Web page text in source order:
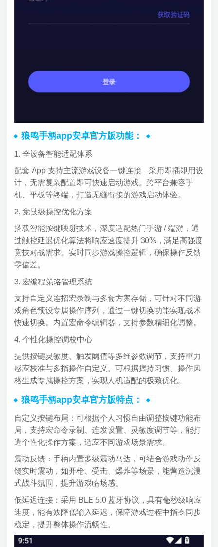
狼鸣手柄app安卓官方版功能：
1. 全设备智能适配体系
配套 App 支持主流游戏设备一键连接，采用即插即用设
计，无需复杂配置即可快速启动游戏。跨平台兼容手
机、平板等终端，打造无缝衔接的游戏启动体验。
2. 竞技级操控优化方案
搭载智能按键映射技术，深度适配热门手游 / 端游，通
过触控延迟优化算法将响应速度提升 30%，满足高强度
竞技对战需求。实时同步游戏操控逻辑，确保操作反馈
零偏差。
3. 宏编程策略管理系统
支持自定义连招宏录制与多套方案存储，可针对不同游
戏角色预设专属操作序列，通过一键切换功能实现战术
快速切换。内置宏命令编辑器，支持参数精细化调整。
4. 个性化操控调校中心
提供按键灵敏度、触发阈值等多维参数调节，支持重力
感应校准与多指操作自定义。可根据握持习惯、操作风
格生成专属操控方案，实现人机适配的极致优化。
狼鸣手柄app安卓官方版特点：
自定义按键布局：可根据个人习惯自由调整按键功能布
局，支持宏命令录制、连发设置、灵敏度调节等，能打
造个性化操作方案，适应不同游戏场景需求。
震动反馈：手柄内置多级震动马达，可结合游戏动作反
馈实时震动，如开枪、受击、爆炸等场景，能营造沉浸
式战斗氛围，提升游戏临场感。
低延迟连接：采用 BLE 5.0 蓝牙协议，具有毫秒级响应
速度，能有效降低输入延迟，保障游戏过程中指令同步
稳定，提升整体操作流畅性。